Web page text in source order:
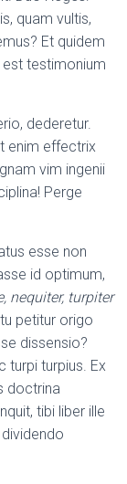
Ó
quam vultis,
Et quidem
testimonium
dederetur.
enim effectrix
vim ingenii
Perge
esse non
id optimum,
nequiter, turpiter
petitur origo
dissensio?
turpi turpius. Ex
doctrina
tibi liber ille